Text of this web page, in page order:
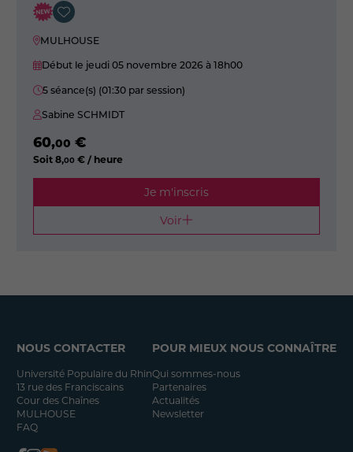
MULHOUSE
Début le jeudi 05 novembre 2026 à 18h00
5 séance(s) (01:30 par session)
Sabine SCHMIDT
60,00 €
Soit8,00 € / heure
Je m'inscris
Voir
NOUS CONTACTER
Université Populaire du Rhin
13 rue des Franciscains
Cour des Chaînes
MULHOUSE
FAQ
POUR MIEUX NOUS CONNAÎTRE
Qui sommes-nous
Partenaires
Actualités
Newsletter